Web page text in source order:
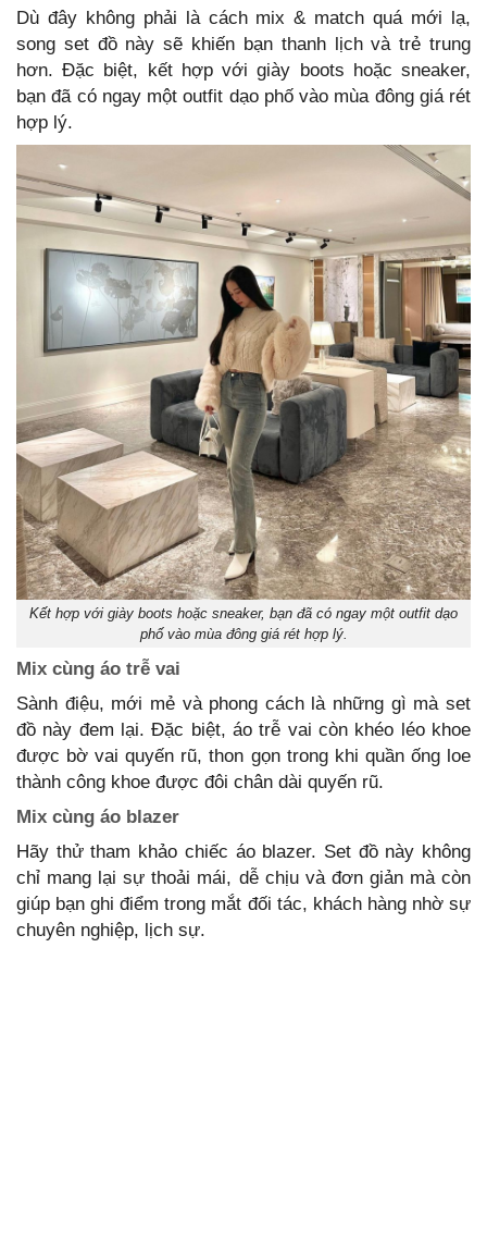
Dù đây không phải là cách mix & match quá mới lạ,
song set đồ này sẽ khiến bạn thanh lịch và trẻ trung
hơn. Đặc biệt, kết hợp với giày boots hoặc sneaker,
bạn đã có ngay một outfit dạo phố vào mùa đông giá rét
hợp lý.
Kết hợp với giày boots hoặc sneaker, bạn đã có ngay một outfit dạo
phố vào mùa đông giá rét hợp lý.
Mix cùng áo trễ vai
Sành điệu, mới mẻ và phong cách là những gì mà set
đồ này đem lại. Đặc biệt, áo trễ vai còn khéo léo khoe
được bờ vai quyến rũ, thon gọn trong khi quần ống loe
thành công khoe được đôi chân dài quyến rũ.
Mix cùng áo blazer
Hãy thử tham khảo chiếc áo blazer. Set đồ này không
chỉ mang lại sự thoải mái, dễ chịu và đơn giản mà còn
giúp bạn ghi điểm trong mắt đối tác, khách hàng nhờ sự
chuyên nghiệp, lịch sự.